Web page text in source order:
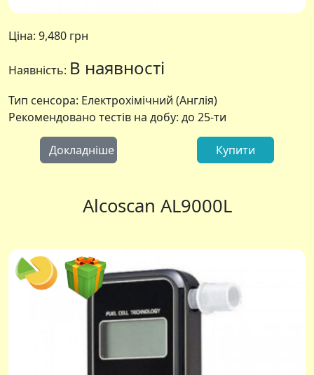
Ціна: 9,480 грн
Наявність: В наявності
Тип сенсора: Електрохімічний (Англія)
Рекомендовано тестів на добу: до 25-ти
Докладніше Купити
Alcoscan AL9000L